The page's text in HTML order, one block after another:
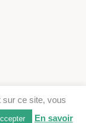
sur ce site, vous
En savoir